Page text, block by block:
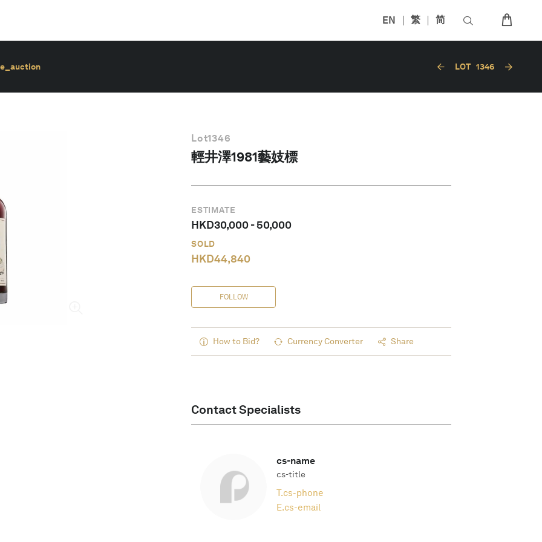
EN 繁 简
LOT 1346
Lot1346
輕井澤1981藝妓標
ESTIMATE
HKD30,000-50,000
SOLD
HKD44,840
FOLLOW
How to Bid? Currency Converter Share
Contact Specialists
cs-name
cs-title
T.cs-phone
E.cs-email